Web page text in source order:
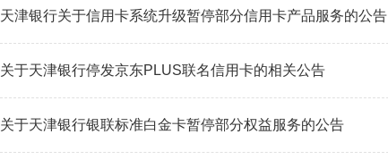
天津银行关于信用卡系统升级暂停部分信用卡产品服务的公告
关于天津银行停发京东PLUS联名信用卡的相关公告
关于天津银行银联标准白金卡暂停部分权益服务的公告